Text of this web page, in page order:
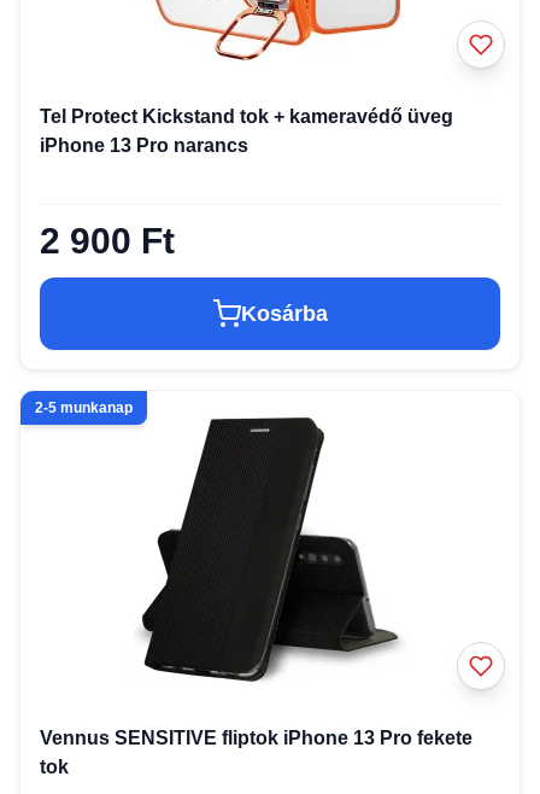
Tel Protect Kickstand tok + kameravédő üveg
iPhone 13 Pro narancs
2 900 Ft
Kosárba
2-5 munkanap
Vennus SENSITIVE fliptok iPhone 13 Pro fekete
tok